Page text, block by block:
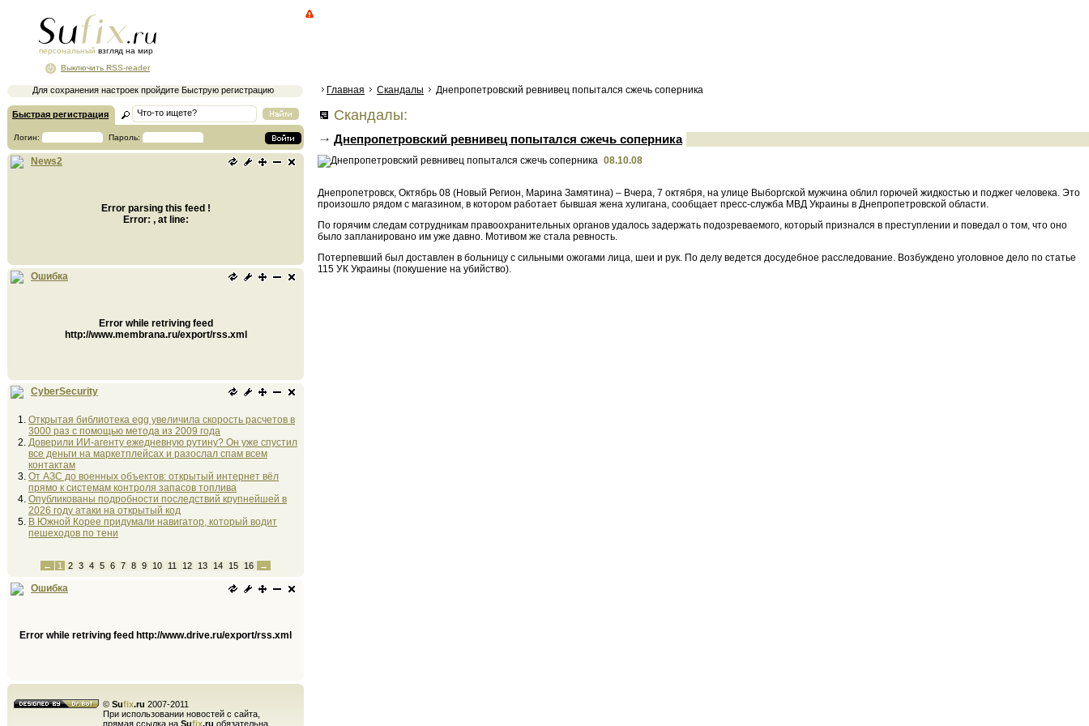
персональный взгляд на мир
Для сохранения настроек пройдите Быструю регистрацию
Выключить RSS-reader
Быстрая регистрация
Логин: Пароль:
News2
Error parsing this feed !
Error: , at line:
Ошибка
Error while retriving feed
http://www.membrana.ru/export/rss.xml
CyberSecurity
Открытая библиотека egg увеличила скорость расчетов в
3000 раз с помощью метода из 2009 года
Доверили ИИ-агенту ежедневную рутину? Он уже спустил
все деньги на маркетплейсах и разослал спам всем
контактам
От АЗС до военных объектов: открытый интернет вёл
прямо к системам контроля запасов топлива
Опубликованы подробности последствий крупнейшей в
2026 году атаки на открытый код
В Южной Корее придумали навигатор, который водит
пешеходов по тени
← 1 2 3 4 5 6 7 8 9 10 11 12 13 14 15 16 →
Ошибка
Error while retriving feed http://www.drive.ru/export/rss.xml
© Sufix.ru 2007-2011
При использовании новостей с сайта,
прямая ссылка на Sufix.ru обязательна
Главная Скандалы Днепропетровский ревнивец попытался сжечь соперника
Скандалы:
Днепропетровский ревнивец попытался сжечь соперника
08.10.08
Днепропетровск, Октябрь 08 (Новый Регион, Марина Замятина) – Вчера, 7 октября, на улице Выборгской мужчина облил горючей жидкостью и поджег человека. Это
произошло рядом с магазином, в котором работает бывшая жена хулигана, сообщает пресс-служба МВД Украины в Днепропетровской области.
По горячим следам сотрудникам правоохранительных органов удалось задержать подозреваемого, который признался в преступлении и поведал о том, что оно
было запланировано им уже давно. Мотивом же стала ревность.
Потерпевший был доставлен в больницу с сильными ожогами лица, шеи и рук. По делу ведется досудебное расследование. Возбуждено уголовное дело по статье
115 УК Украины (покушение на убийство).